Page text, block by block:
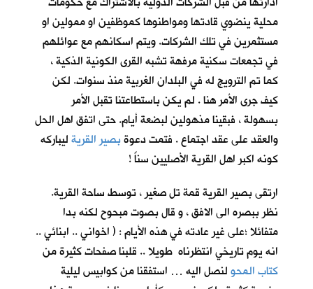
محلية ينضوي قادتها ومواطنوها كموظفين او ممولين او
مستثمرين في تلك الشركات. ويتم اسكانهم مع عوائلهم
في تجمعات سكنية مرفهة تشبه القرى الكونية الذكية ،
كما تم الترويج له في البلدان الغربية منذ سنوات. لكن
كيف جرى الأمر هنا . لم يكن باستطاعتنا تقبل الأمر
بسهولة ، فبقينا مذهولين لبضعة أيام. حتى اتفق اهل الحل
والعقد على عقد اجتماع . فتمت دعوةبصير القريةليباركه
كونه اكبر اهل القرية الأصليين سناً !
ارتقى بصير القرية قمة تل صغير ، توسط ساحة القرية.
نظر ببصره الى الافق ، و قال بصوت مبحوح لكنه بدا
متفائلا ؛على غير عادته في هذه الأيام : ( اخواني .. ابنائي ..
انه يوم تاريخي انتظرناه طويلا .. قلبنا صفحات كثيرة من
كتاب المحولنصل اليه … استفقنا من كوابيس ليلية